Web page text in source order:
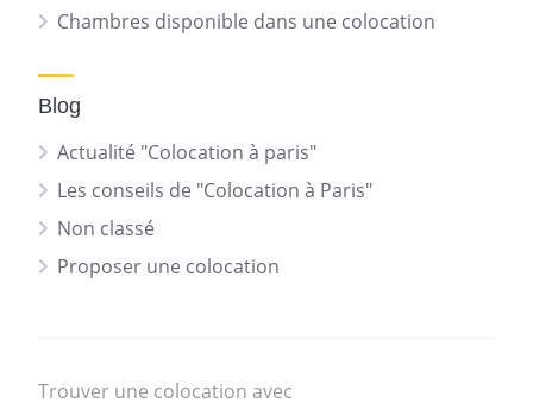
Chambres disponible dans une colocation
Blog
Actualité "Colocation à paris"
Les conseils de "Colocation à Paris"
Non classé
Proposer une colocation
Trouver une colocation avec